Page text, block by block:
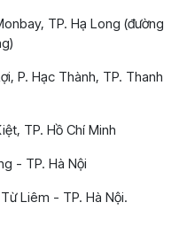
TP. Hạ Long (đường
P. Hạc Thành, TP. Thanh
TP. Hồ Chí Minh
- TP. Hà Nội
Liêm - TP. Hà Nội.